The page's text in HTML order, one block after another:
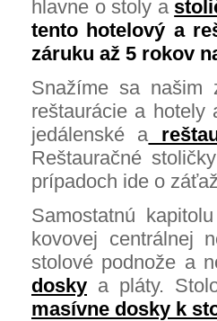
hlavne o stoly a
tento hotelový a
záruku až 5 rokov
Snažíme sa našim
reštaurácie a
jedálenské a
Reštauračné
prípadoch ide o
Samostatnú
kovovej centrálnej
stolové podnože a
dosky a pláty.
masívne dosky k